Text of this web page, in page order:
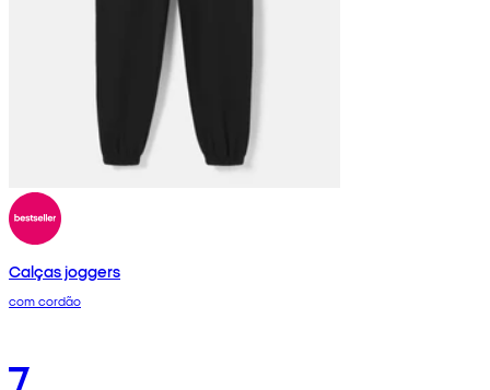
Calças joggers
com cordão